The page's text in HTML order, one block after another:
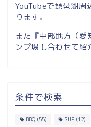
YouTubeで琵琶湖周
ります。
また『中部地方（愛
ンプ場も合わせて紹
条件で検索
BBQ (55) SUP (12)